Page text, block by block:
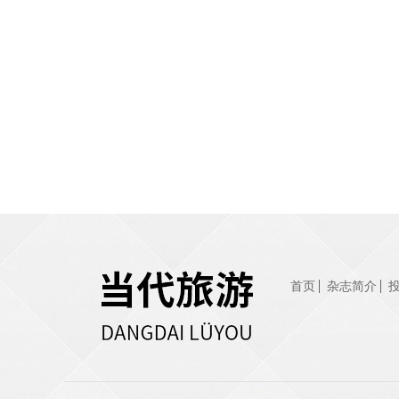
首页 杂志简介